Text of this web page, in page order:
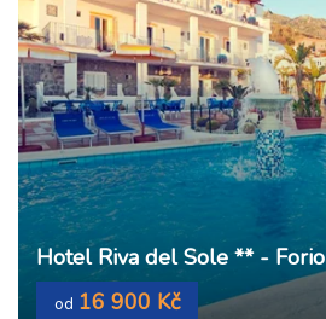
Hotel Riva del Sole ** - Forio
od 16 900 Kč